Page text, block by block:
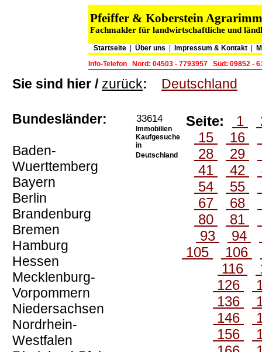
Pfeiffer & Koberstein
Fachmakler für landwirtschaftliche und
Startseite Über uns Impressum & Kontakt
Info-Telefon
Nord: 04503 - 7793957 Süd: 09852 -
Sie sind hier / zurück: Deutschland
Bundesländer:
Baden-
Wuerttemberg
Bayern
Berlin
Brandenburg
Bremen
Hamburg
Hessen
Mecklenburg-
Vorpommern
Niedersachsen
Nordrhein-
Westfalen
33614
Immobilien
Kaufgesuche
in
Deutschland
Seite: 1
15
16
28
29
41
42
54
55
67
68
80
81
93
94
105
106
116
126
136
146
156